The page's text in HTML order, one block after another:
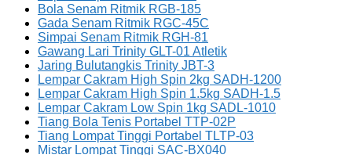
Bola Senam Ritmik RGB-185
Gada Senam Ritmik RGC-45C
Simpai Senam Ritmik RGH-81
Gawang Lari Trinity GLT-01 Atletik
Jaring Bulutangkis Trinity JBT-3
Lempar Cakram High Spin 2kg SADH-1200
Lempar Cakram High Spin 1.5kg SADH-1.5
Lempar Cakram Low Spin 1kg SADL-1010
Tiang Bola Tenis Portabel TTP-02P
Tiang Lompat Tinggi Portabel TLTP-03
Mistar Lompat Tinggi SAC-BX040